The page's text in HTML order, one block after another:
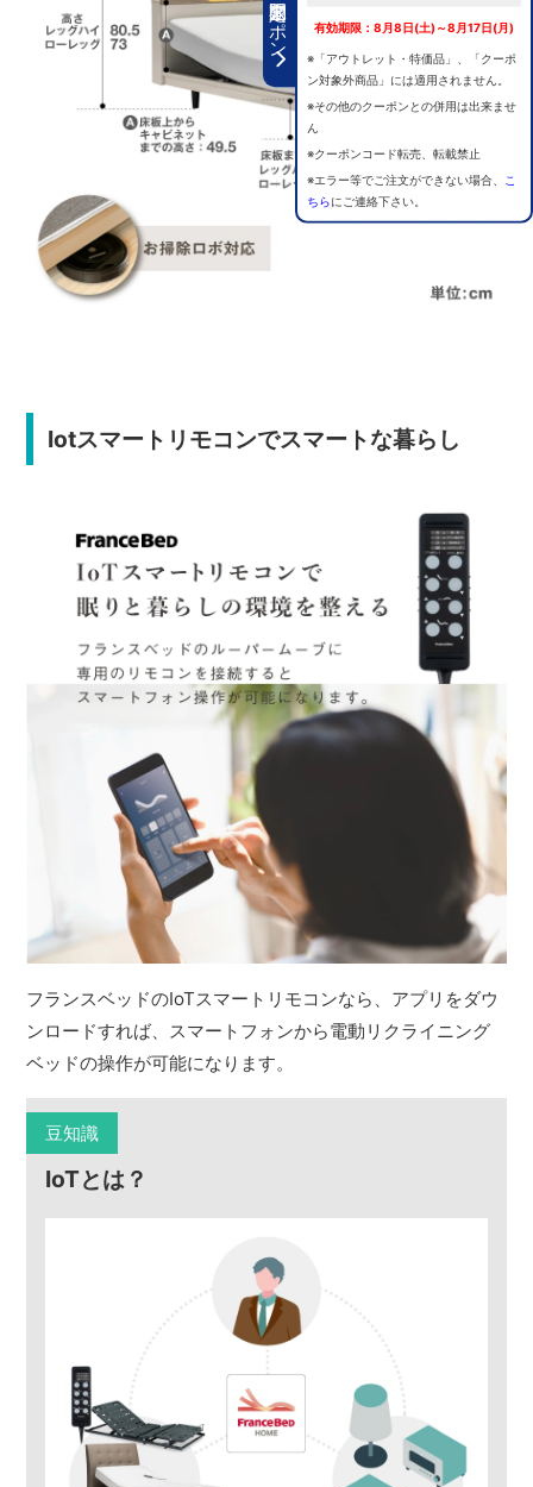
期間限定クーポン 有効期限：8月8日(土)～8月17日(月)
※「アウトレット・特価品」、「クーポ
ン対象外商品」には適用されません。
※その他のクーポンとの併用は出来ませ
ん
※クーポンコード転売、転載禁止
※エラー等でご注文ができない場合、
こ
ちらにご連絡下さい。
Iotスマートリモコンでスマートな暮らし
フランスベッドのIoTスマートリモコンなら、アプリをダウ
ンロードすれば、スマートフォンから電動リクライニング
ベッドの操作が可能になります。
豆知識
IoTとは？